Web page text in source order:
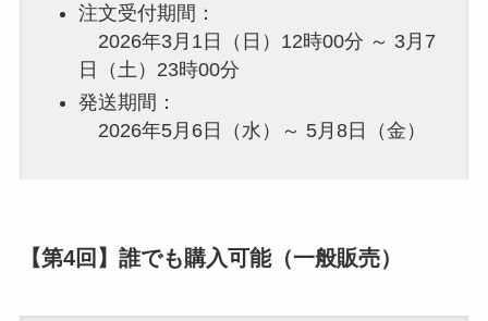
注文受付期間：
2026年3月1日（日）12時00分 ～ 3月7
日（土）23時00分
発送期間：
2026年5月6日（水）～ 5月8日（金）
【第4回】誰でも購入可能（一般販売）